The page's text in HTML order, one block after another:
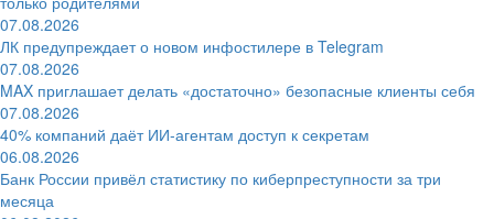
07.08.2026
ЛК предупреждает о новом инфостилере в Telegram
07.08.2026
MAX приглашает делать «достаточно» безопасные клиенты себя
07.08.2026
40% компаний даёт ИИ‑агентам доступ к секретам
06.08.2026
Банк России привёл статистику по киберпреступности за три
месяца